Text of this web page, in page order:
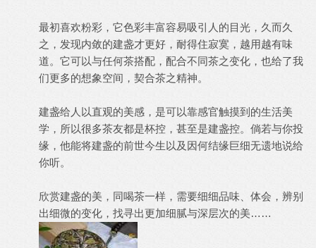
最初喜欢粉彩，它色彩丰富容易吸引人的目光，久而久
之，发现内敛的建盏才更好，耐得住寂寞，越用越有味
道。它可以与任何茶搭配，配合不同茶之变化，也给了我
们更多的想象空间，契合茶之精神。
建盏给人以直观的美感，是可以靠感官触摸到的生活美
学，所以很多茶友都是杯控，甚至是建盏控。倘若与你投
缘，他能将建盏的前世今生以及因何结缘巨细无遗地说给
你听。
欣赏建盏的美，同喝茶一样，需要细细品味、体会，辨别
出细微的变化，找寻出更加细腻与深层次的美……